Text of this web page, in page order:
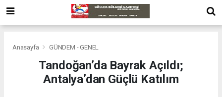
Anasayfa GÜNDEM - GENEL
Tandoğan’da Bayrak Açıldı;
Antalya’dan Güçlü Katılım